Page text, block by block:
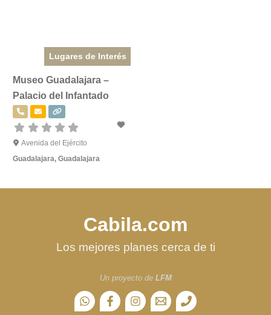
Lugares de Interés
Museo Guadalajara –
Palacio del Infantado
Avenida del Ejército
Guadalajara, Guadalajara
Cabila.com
Los mejores planes cerca de ti
Un proyecto de LFM